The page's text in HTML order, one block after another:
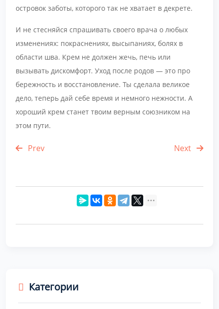
островок заботы, которого так не хватает в декрете.
И не стесняйся спрашивать своего врача о любых
изменениях: покраснениях, высыпаниях, болях в
области шва. Крем не должен жечь, печь или
вызывать дискомфорт. Уход после родов — это про
бережность и восстановление. Ты сделала великое
дело, теперь дай себе время и немного нежности. А
хороший крем станет твоим верным союзником на
этом пути.
Prev Next
Категории